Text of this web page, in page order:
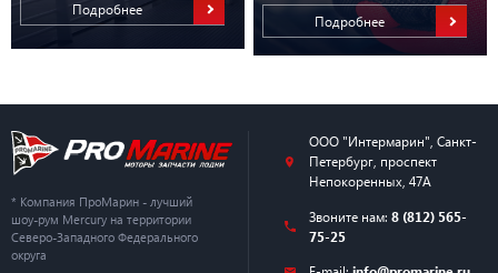
Подробнее
Подробнее
* Компания ПроМарин - лучший
шоу-рум Mercury на территории
Северо-Западного Федерального
округа
ООО "Интермарин", Санкт-
Петербург, проспект
Непокоренных, 47А
Звоните нам: 8 (812) 565-
75-25